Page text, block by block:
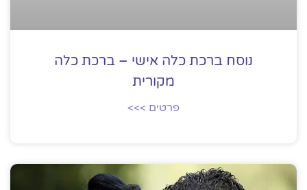
נוסח ברכת כלה אישי – ברכת כלה
מקורית
פרטים >>>